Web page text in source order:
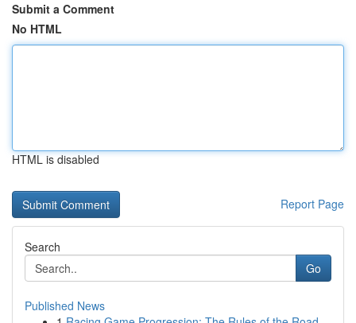
Submit a Comment
No HTML
HTML is disabled
Report Page
Search
Go
Published News